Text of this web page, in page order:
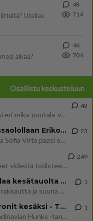
Utelias
48
714
alkaa?
46
704
Osallistu keskusteluun
https://www.mtvuutiset.fi/artikkeli/ministeri-mika-poutala-vakavassa-onnettomuudessa/9375980 Kumma kun jutussa ei manit
43
Missä on Sofia Virta? Loistaa poissaolollaan Erikoisjoukot uudelta kaudelta
Vihreiden puheenjohtaja, kansanedustaja Sofia Virta pääsi otsikoihin, kun tieto hänen osallistumisestaan Erikoisjoukot-k
23
"Lukuisat suomenkieliset tilit ovat jakaneet videota todisteena siitä, että siirtolaisjoukot aiheuttavat edelleen Ceutas
249
Tänään tv:ssä: Salatut elämät palaa kesätauolta - Tässä hieman juonipaljastuksia
Pihlajakatu 23 B on täynnä naurua, itkua, rakkautta ja suuria salaisuuksia. Suomalaisten yksi pitkäikäisimmistä draamas
1
Esko Eerikäinen lopetti testosteronit kesäksi - Tämä ikävä vaikutus iski heti
Juontaja, mediapersoona ja entinen Scandinavian Hunks -tanssija Esko Eerikäinen on tunnettu avoimuudestaan. Nyt Eerikäi
1